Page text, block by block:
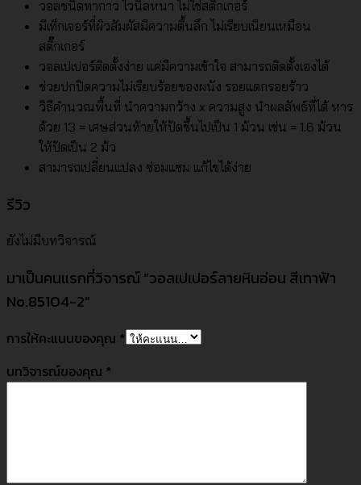
วอลชนิดทากาว ไวนิลหนา ไม่ใช่สติ๊กเกอร์
มีเท็กเจอร์ที่ผิวสัมผัสมีความตื้นลึก ไม่เรียบเนียนเหมือน
สติ๊กเกอร์
วอลเปเปอร์ติดตั้งง่าย แค่มีความเข้าใจ สามารถติดตั้งเองได้
ช่วยปกปิดความไม่เรียบร้อยของผนัง รอยแตกรอยร้าว
วิธีคำนวณพื้นที่ นำความกว้าง x ความสูง นำผลลัพธ์ที่ได้ หาร
ด้วย 13 = เศษส่วนท้ายให้ปัดขึ้นไปเป็น 1 ม้วน เช่น = 1.6 ม้วน
ให้ปัดเป็น 2 ม้ว
สามารถเปลี่ยนแปลง ซ่อมแซม แก้ไขได้ง่าย
รีวิว
ยังไม่มีบทวิจารณ์
มาเป็นคนแรกที่วิจารณ์ “วอลเปเปอร์ลายหินอ่อน สีเทาฟ้า
No.85104-2”
การให้คะแนนของคุณ *
บทวิจารณ์ของคุณ *